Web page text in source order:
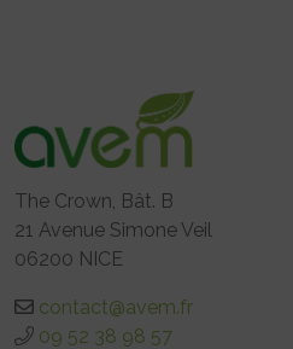
The Crown, Bât. B
21 Avenue Simone Veil
06200 NICE
contact@avem.fr
09 52 38 98 57